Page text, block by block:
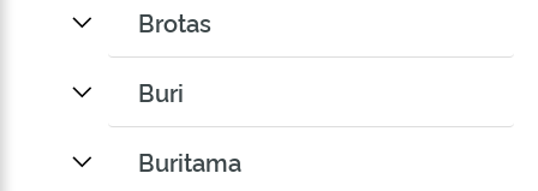
Brotas
Buri
Buritama